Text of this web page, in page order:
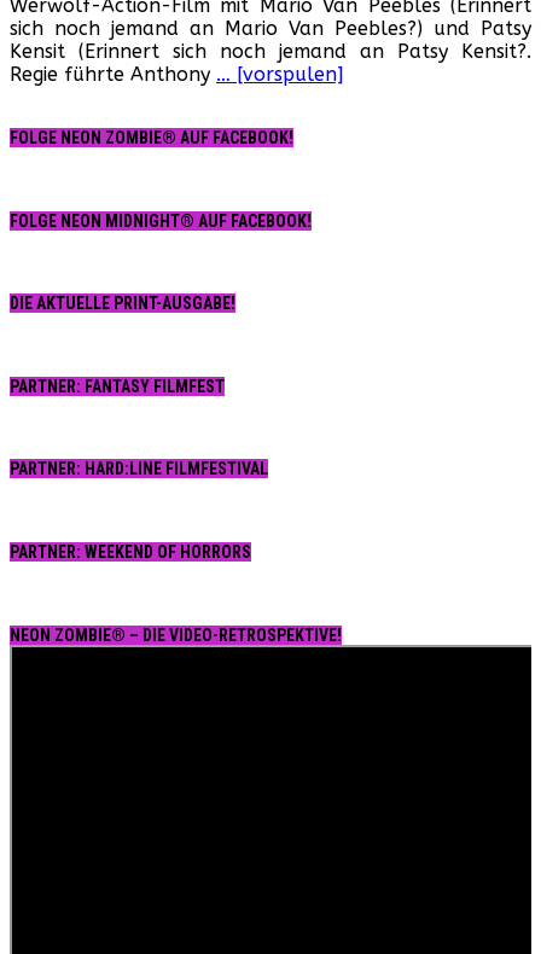
jemand
„Full
Eclipse“?
Werwolf-Action-Film mit Mario Van Peebles (Erinnert
sich noch jemand an Mario Van Peebles?) und Patsy
Kensit (Erinnert sich noch jemand an Patsy Kensit?.
Regie führte Anthony … [vorspulen]
FOLGE NEON ZOMBIE® AUF FACEBOOK!
FOLGE NEON MIDNIGHT® AUF FACEBOOK!
DIE AKTUELLE PRINT-AUSGABE!
PARTNER: FANTASY FILMFEST
PARTNER: HARD:LINE FILMFESTIVAL
PARTNER: WEEKEND OF HORRORS
NEON ZOMBIE® – DIE VIDEO-RETROSPEKTIVE!